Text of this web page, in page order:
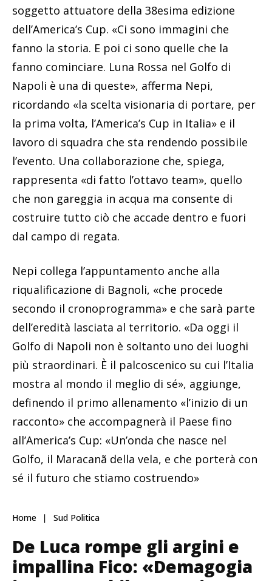
soggetto attuatore della 38esima edizione
dell’America’s Cup. «Ci sono immagini che
fanno la storia. E poi ci sono quelle che la
fanno cominciare. Luna Rossa nel Golfo di
Napoli è una di queste», afferma Nepi,
ricordando «la scelta visionaria di portare, per
la prima volta, l’America’s Cup in Italia» e il
lavoro di squadra che sta rendendo possibile
l’evento. Una collaborazione che, spiega,
rappresenta «di fatto l’ottavo team», quello
che non gareggia in acqua ma consente di
costruire tutto ciò che accade dentro e fuori
dal campo di regata.
Nepi collega l’appuntamento anche alla
riqualificazione di Bagnoli, «che procede
secondo il cronoprogramma» e che sarà parte
dell’eredità lasciata al territorio. «Da oggi il
Golfo di Napoli non è soltanto uno dei luoghi
più straordinari. È il palcoscenico su cui l’Italia
mostra al mondo il meglio di sé», aggiunge,
definendo il primo allenamento «l’inizio di un
racconto» che accompagnerà il Paese fino
all’America’s Cup: «Un’onda che nasce nel
Golfo, il Maracanã della vela, e che porterà con
sé il futuro che stiamo costruendo»
Home Sud Politica
De Luca rompe gli argini e
impallina Fico: «Demagogia